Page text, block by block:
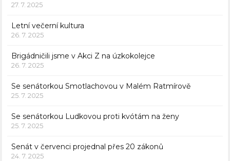
27. 7. 2025
Letní večerní kultura
26. 7. 2025
Brigádničili jsme v Akci Z na úzkokolejce
26. 7. 2025
Se senátorkou Smotlachovou v Malém Ratmírově
25. 7. 2025
Se senátorkou Ludkovou proti kvótám na ženy
25. 7. 2025
Senát v červenci projednal přes 20 zákonů
24. 7. 2025